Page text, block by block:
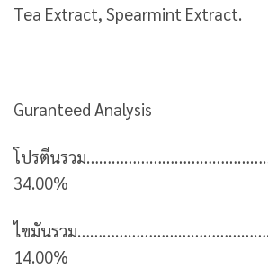
Tea Extract, Spearmint Extract.
Guranteed Analysis
โปรตีนรวม
34.00%
ไขมันรวม
14.00%